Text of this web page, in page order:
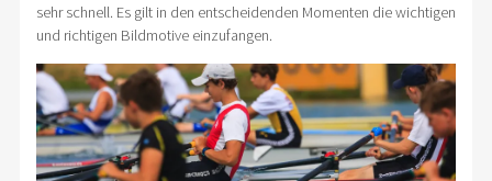
sehr schnell. Es gilt in den entscheidenden Momenten die wichtigen
und richtigen Bildmotive einzufangen.